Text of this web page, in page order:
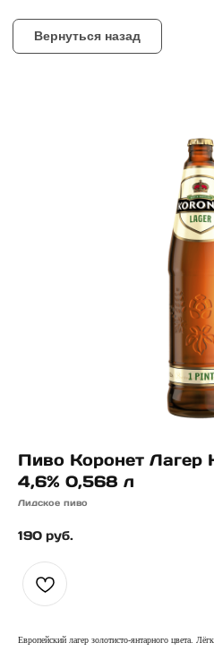
Пиво Коронет Лагер
4,6% 0,568 л
Лидское пиво
190 руб.
Европейский лагер золотисто-янтарного цвета.